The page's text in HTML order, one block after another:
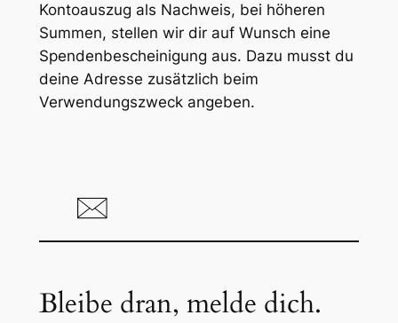
Kontoauszug als Nachweis, bei höheren
Summen, stellen wir dir auf Wunsch eine
Spendenbescheinigung aus. Dazu musst du
deine Adresse zusätzlich beim
Verwendungszweck angeben.
Bleibe dran, melde dich.